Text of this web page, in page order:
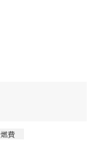
燃費